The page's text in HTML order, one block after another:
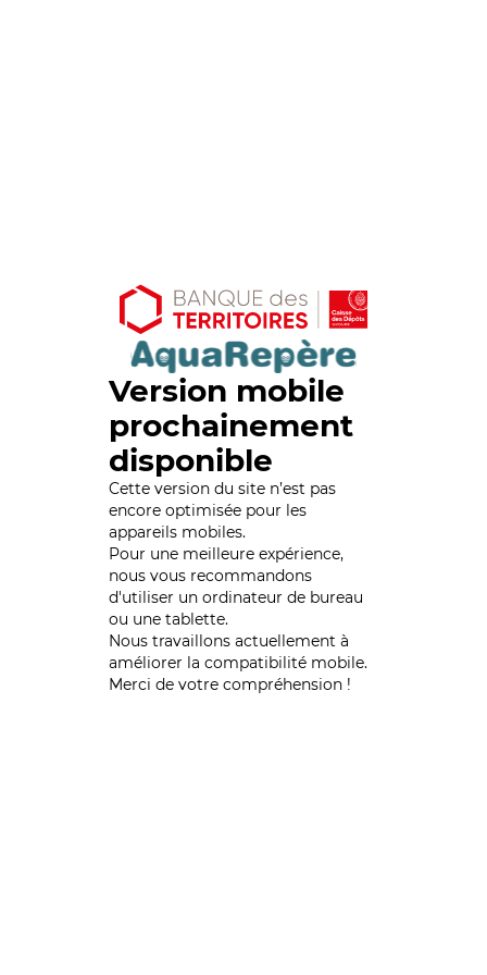
Version mobile
prochainement
disponible
Cette version du site n’est pas
encore optimisée pour les
appareils mobiles.
Pour une meilleure expérience,
nous vous recommandons
d'utiliser un ordinateur de bureau
ou une tablette.
Nous travaillons actuellement à
améliorer la compatibilité mobile.
Merci de votre compréhension !